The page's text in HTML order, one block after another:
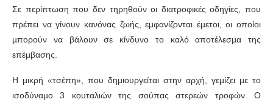
Σε περίπτωση που δεν τηρηθούν οι διατροφικές οδηγίες, που
πρέπει να γίνουν κανόνας ζωής, εµφανίζονται έµετοι, οι οποίοι
µπορούν να βάλουν σε κίνδυνο το καλό αποτέλεσµα της
επέµβασης.
Η µικρή «τσέπη», που δηµιουργείται στην αρχή, γεµίζει µε το
ισοδύναµο 3 κουταλιών της σούπας στερεών τροφών. Ο